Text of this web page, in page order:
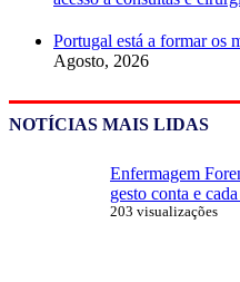
Portugal está a formar os
Agosto, 2026
NOTÍCIAS MAIS LIDAS
Enfermagem
gesto conta e
203 visualizações